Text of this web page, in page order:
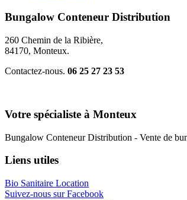
Bungalow Conteneur Distribution
260 Chemin de la Ribière,
84170, Monteux.
Contactez-nous. 06 25 27 23 53
Votre spécialiste à Monteux
Bungalow Conteneur Distribution - Vente de
Liens utiles
Bio Sanitaire Location
Suivez-nous sur Facebook